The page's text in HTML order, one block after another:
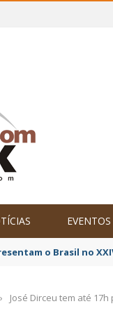
EVENTOS
o Brasil no
› José Dirceu tem até